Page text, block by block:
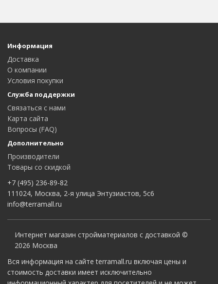
Информация
Доставка
О компании
Условия покупки
Служба поддержки
Связаться с нами
Карта сайта
Вопросы (FAQ)
Дополнительно
Производители
Товары со скидкой
+7 (495) 236-89-82
111024, Москва, 2-я улица Энтузиастов, 5с6
info@terramall.ru
Интернет магазин стройматериалов с доставкой ©
2026 Москва
Вся информация на сайте terramall.ru включая цены и
стоимость доставки имеет исключительно